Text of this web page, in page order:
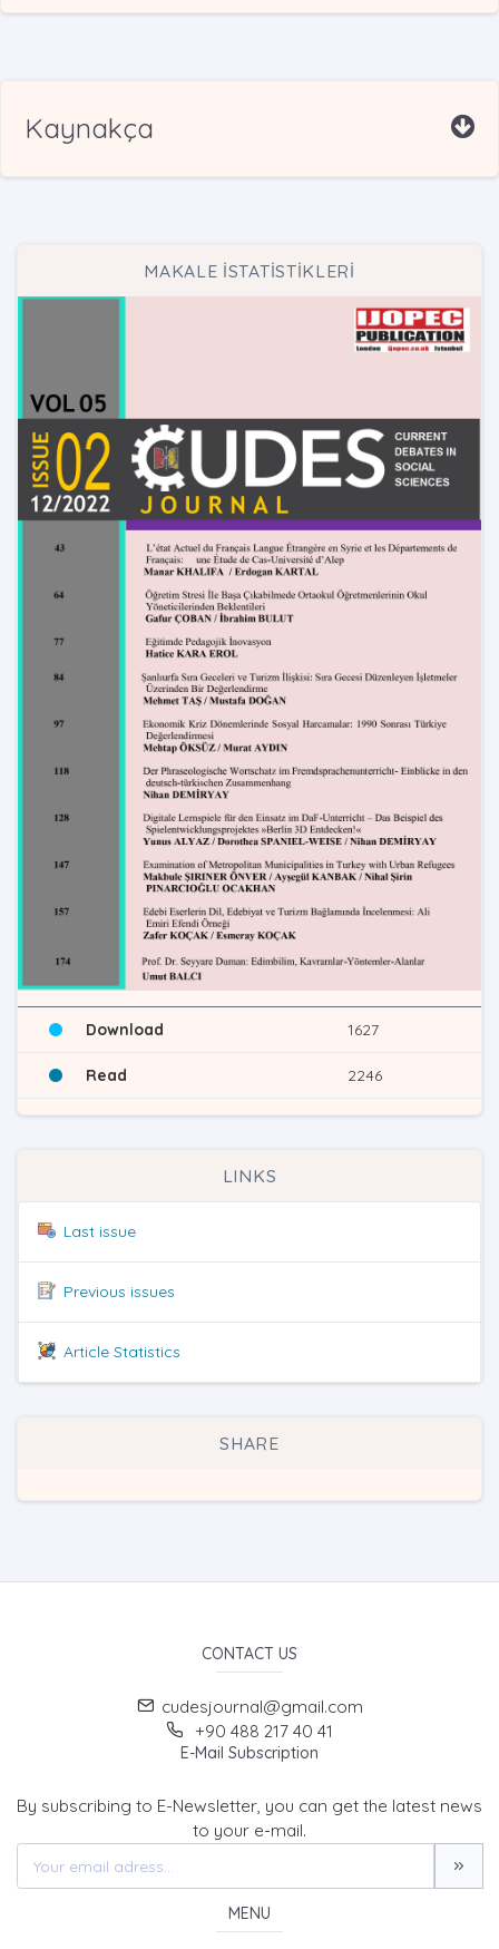
Kaynakça
MAKALE İSTATİSTİKLERİ
Download 1627
Read 2246
LINKS
Last issue
Previous issues
Article Statistics
SHARE
CONTACT US
cudesjournal@gmail.com
+90 488 217 40 41
E-Mail Subscription
By subscribing to E-Newsletter, you can get the latest news
to your e-mail.
MENU